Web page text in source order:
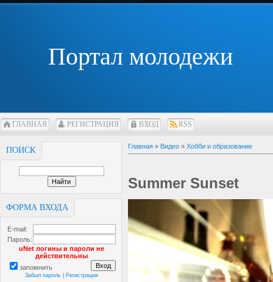
Портал молодежи
ГЛАВНАЯ РЕГИСТРАЦИЯ ВХОД RSS
ПОИСК
ФОРМА ВХОДА
E-mail:
Пароль:
uNet логины и пароли не
действительны
запомнить
Забыл пароль Регистрация
Главная » Видео » Хобби и образование
Summer Sunset